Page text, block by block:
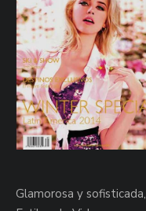
Glamorosa y